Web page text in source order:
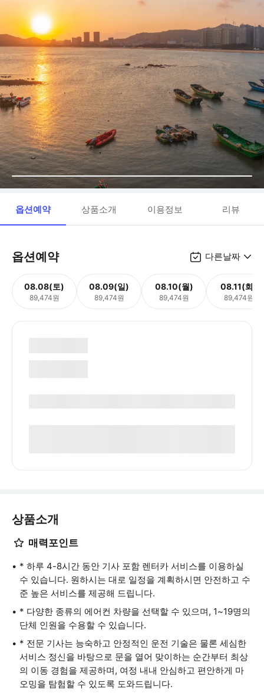
옵션예약 상품소개 이용정보 리뷰
옵션예약 다른날짜
08.08(토)
89,474원
08.09(일)
89,474원
08.10(월)
89,474원
08.11(화)
89,474원
상품소개
매력포인트
* 하루 4-8시간 동안 기사 포함 렌터카 서비스를 이용하실
수 있습니다. 원하시는 대로 일정을 계획하시면 안전하고 수
준 높은 서비스를 제공해 드립니다.
* 다양한 종류의 에어컨 차량을 선택할 수 있으며, 1~19명의
단체 인원을 수용할 수 있습니다.
* 전문 기사는 능숙하고 안정적인 운전 기술은 물론 세심한
서비스 정신을 바탕으로 문을 열어 맞이하는 순간부터 최상
의 이동 경험을 제공하며, 여정 내내 안심하고 편안하게 마
오밍을 탐험할 수 있도록 도와드립니다.